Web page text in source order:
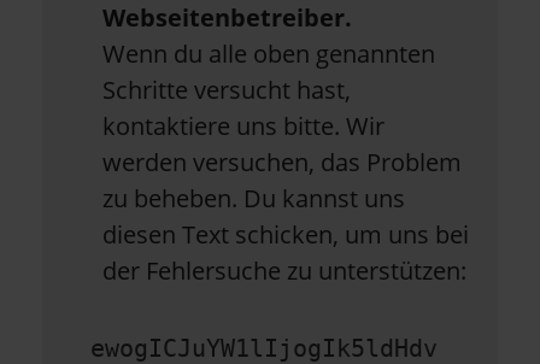
Webseitenbetreiber.
Wenn du alle oben genannten
Schritte versucht hast,
kontaktiere uns bitte. Wir
werden versuchen, das Problem
zu beheben. Du kannst uns
diesen Text schicken, um uns bei
der Fehlersuche zu unterstützen:
ewogICJuYW1lIjogIk5ldHdv